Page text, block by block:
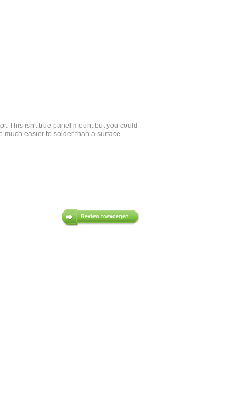
This isn't true panel mount but you could
much easier to solder than a surface
Review toevoegen